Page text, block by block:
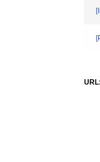
URL: